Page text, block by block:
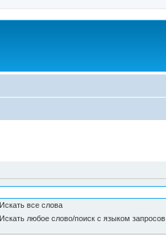
Искать все слова
Искать любое слово/поиск с языком запросов